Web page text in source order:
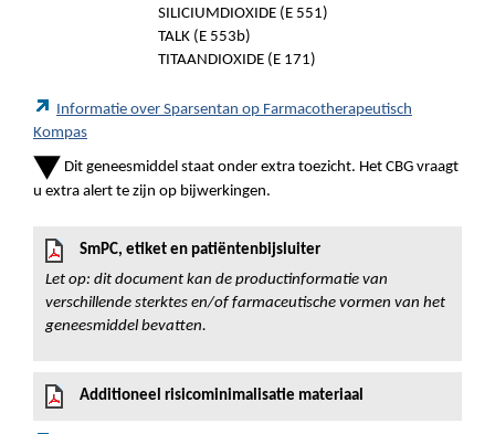
SILICIUMDIOXIDE (E 551)
TALK (E 553b)
TITAANDIOXIDE (E 171)
Informatie over Sparsentan op Farmacotherapeutisch
Kompas
Dit geneesmiddel staat onder extra toezicht. Het CBG vraagt
u extra alert te zijn op bijwerkingen.
SmPC, etiket en patiëntenbijsluiter
Let op: dit document kan de productinformatie van
verschillende sterktes en/of farmaceutische vormen van het
geneesmiddel bevatten.
Additioneel risicominimalisatie materiaal